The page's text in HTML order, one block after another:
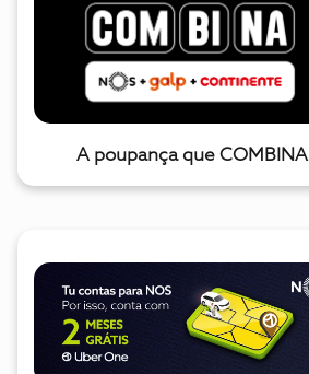
A poupança que COMBINA